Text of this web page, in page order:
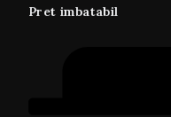
Pret imbatabil